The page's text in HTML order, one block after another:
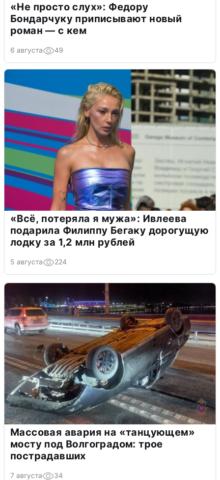
«Не просто слух»: Федору
Бондарчуку приписывают новый
роман — с кем
6 августа 49
«Всё, потеряла я мужа»: Ивлеева
подарила Филиппу Бегаку дорогущую
лодку за 1,2 млн рублей
5 августа 224
Массовая авария на «танцующем»
мосту под Волгоградом: трое
пострадавших
7 августа 34